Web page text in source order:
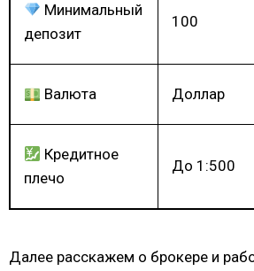
Минимальный
депозит
100
Валюта Доллар
Кредитное
плечо
До 1:500
Далее расскажем о брокере и